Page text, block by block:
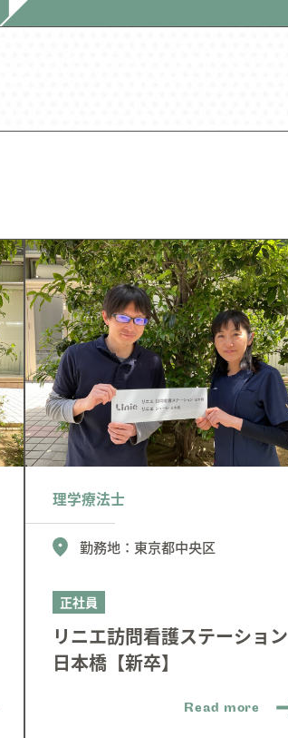
08.
Information
お知らせ
09.
Contact
お問い合わせ
理学療法士
勤務地： 東京都中央区
正社員
リニエ訪問看護ステーション
日本橋【新卒】
Read more